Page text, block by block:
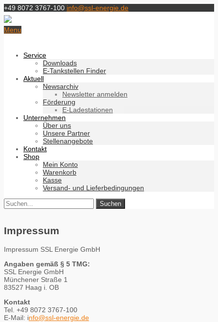
+49 8072 3767-100 info@ssl-energie.de
Menu
Service
Downloads
E-Tankstellen Finder
Aktuell
Newsarchiv
Newsletter anmelden
Förderung
E-Ladestationen
Unternehmen
Über uns
Unsere Partner
Stellenangebote
Kontakt
Shop
Mein Konto
Warenkorb
Kasse
Versand- und Lieferbedingungen
Impressum
Impressum SSL Energie GmbH
Angaben gemäß § 5 TMG:
SSL Energie GmbH
Münchener Straße 1
83527 Haag i. OB
Kontakt
Tel. +49 8072 3767-100
E-Mail: info@ssl-energie.de